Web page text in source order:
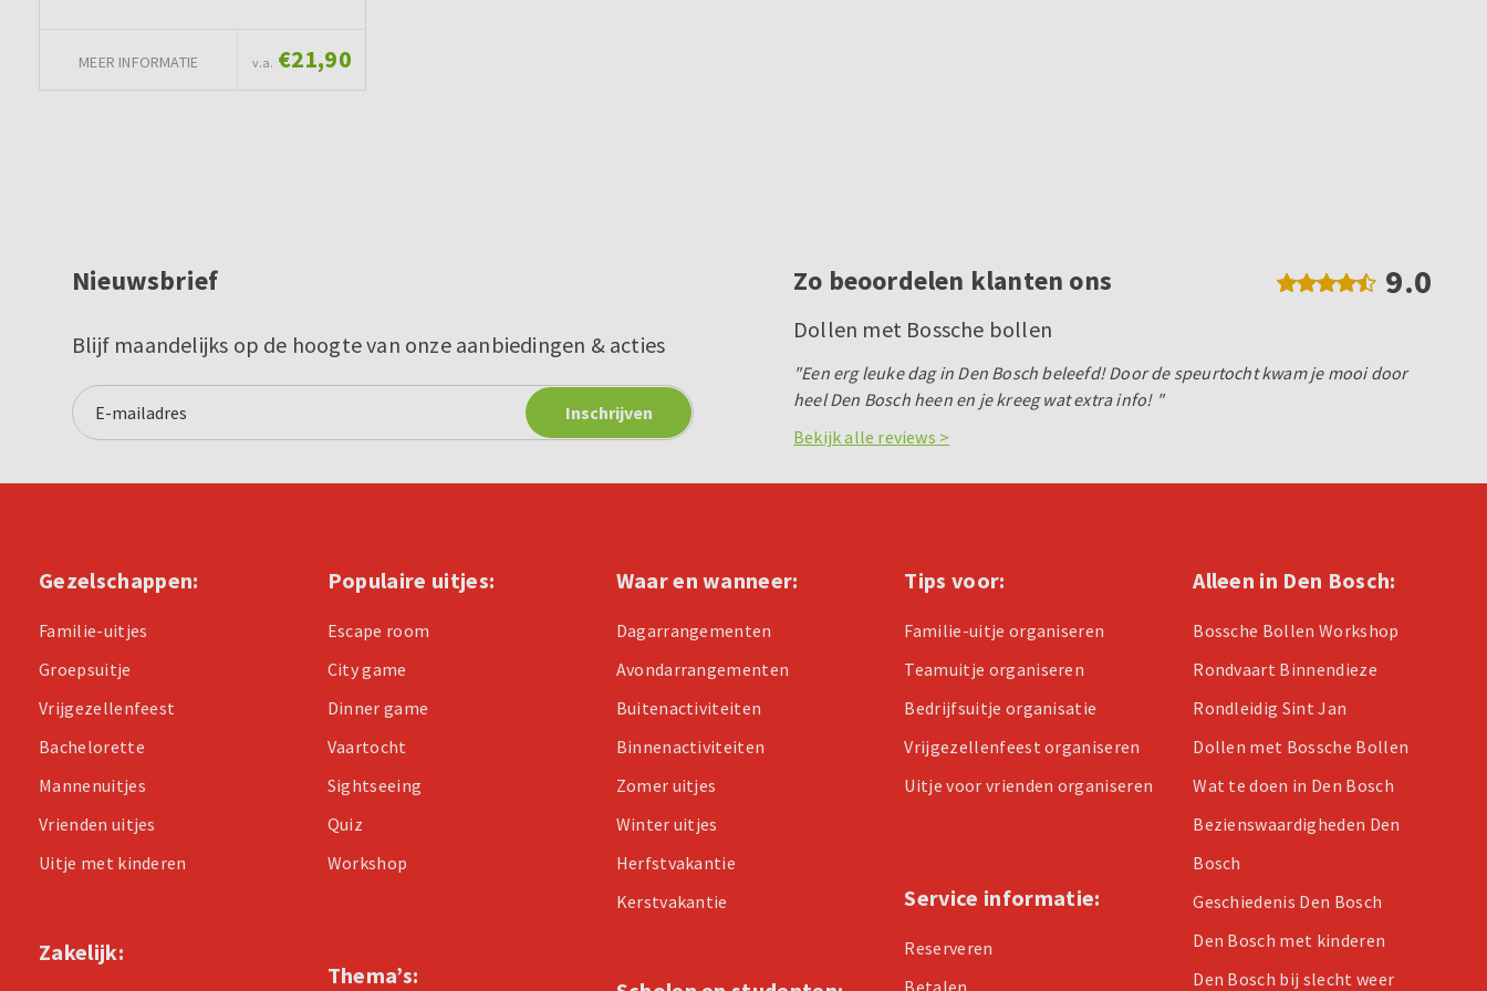
MEER INFORMATIE v.a. €21,90
Nieuwsbrief
Blijf maandelijks op de hoogte van onze aanbiedingen & acties
Zo beoordelen klanten ons 9.0
Dollen met Bossche bollen
"Een erg leuke dag in Den Bosch beleefd! Door de speurtocht kwam je mooi door
heel Den Bosch heen en je kreeg wat extra info! "
Bekijk alle reviews >
Gezelschappen:
Familie-uitjes
Groepsuitje
Vrijgezellenfeest
Bachelorette
Mannenuitjes
Vrienden uitjes
Uitje met kinderen
Zakelijk:
Populaire uitjes:
Escape room
City game
Dinner game
Vaartocht
Sightseeing
Quiz
Workshop
Thema’s:
Waar en wanneer:
Dagarrangementen
Avondarrangementen
Buitenactiviteiten
Binnenactiviteiten
Zomer uitjes
Winter uitjes
Herfstvakantie
Kerstvakantie
Tips voor:
Familie-uitje organiseren
Teamuitje organiseren
Bedrijfsuitje organisatie
Vrijgezellenfeest organiseren
Uitje voor vrienden organiseren
Service informatie:
Reserveren
Betalen
Alleen in Den Bosch:
Bossche Bollen Workshop
Rondvaart Binnendieze
Rondleidig Sint Jan
Dollen met Bossche Bollen
Wat te doen in Den Bosch
Bezienswaardigheden Den
Bosch
Geschiedenis Den Bosch
Den Bosch met kinderen
Den Bosch bij slecht weer